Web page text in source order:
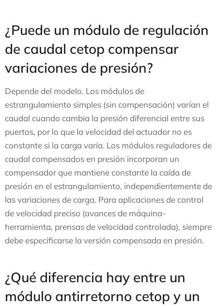
¿Puede un módulo de regulación
de caudal cetop compensar
variaciones de presión?
Depende del modelo. Los módulos de
estrangulamiento simples (sin compensación) varían el
caudal cuando cambia la presión diferencial entre sus
puertos, por lo que la velocidad del actuador no es
constante si la carga varía. Los módulos reguladores de
caudal compensados en presión incorporan un
compensador que mantiene constante la caída de
presión en el estrangulamiento, independientemente de
las variaciones de carga. Para aplicaciones de control
de velocidad preciso (avances de máquina-
herramienta, prensas de velocidad controlada), siempre
debe especificarse la versión compensada en presión.
¿Qué diferencia hay entre un
módulo antirretorno cetop y un